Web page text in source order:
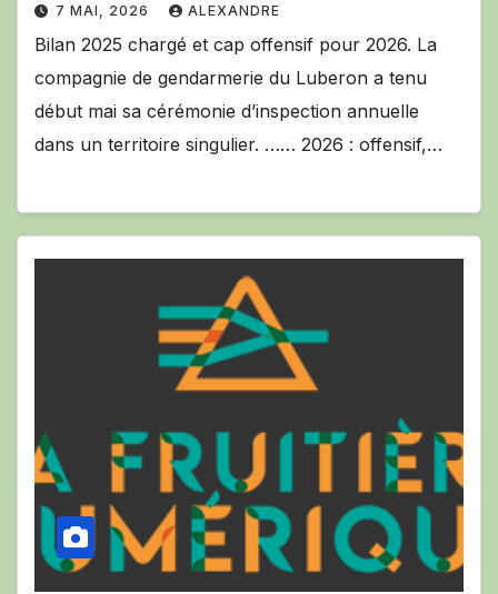
7 MAI, 2026 ALEXANDRE
Bilan 2025 chargé et cap offensif pour 2026. La
compagnie de gendarmerie du Luberon a tenu
début mai sa cérémonie d’inspection annuelle
dans un territoire singulier. …… 2026 : offensif,…